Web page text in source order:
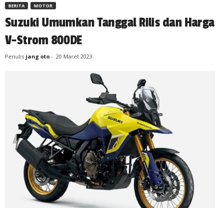
BERITA MOTOR
Suzuki Umumkan Tanggal Rilis dan Harga
V-Strom 800DE
Penulis jang oto - 20 Maret 2023